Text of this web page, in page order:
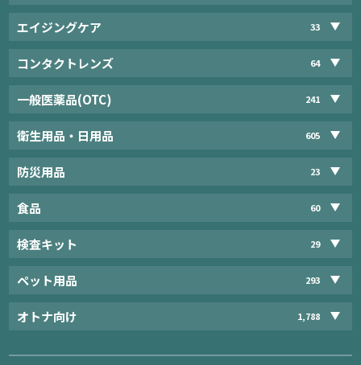
エイジングケア 33
コンタクトレンズ 64
一般医薬品(OTC) 241
衛生用品・日用品 605
防災用品 23
食品 60
検査キット 29
ペット用品 293
オトナ向け 1,788